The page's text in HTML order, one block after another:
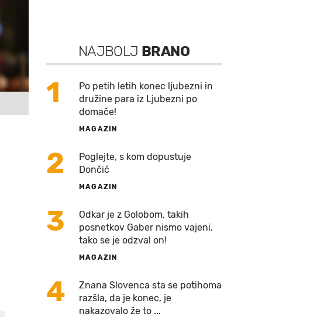
NAJBOLJ BRANO
1
Po petih letih konec ljubezni in
družine para iz Ljubezni po
domače!
MAGAZIN
2
Poglejte, s kom dopustuje
Dončić
MAGAZIN
3
Odkar je z Golobom, takih
posnetkov Gaber nismo vajeni,
tako se je odzval on!
MAGAZIN
4
Znana Slovenca sta se potihoma
razšla, da je konec, je
nakazovalo že to ...